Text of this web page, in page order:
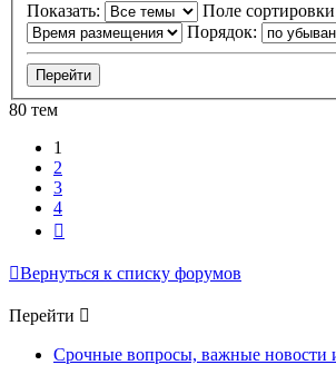
Показать:
Поле
Порядок:
80 тем
1
2
3
4
Вернуться к списку форумов
Перейти
Срочные вопросы, важные новости